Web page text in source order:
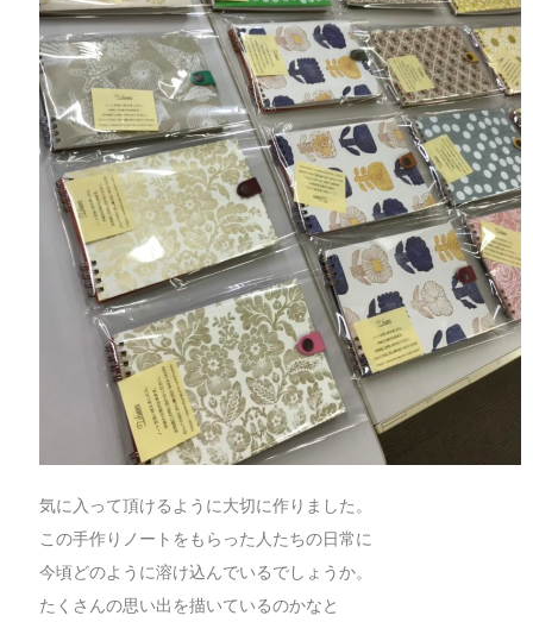
気に入って頂けるように大切に作りました。
この手作りノートをもらった人たちの日常に
今頃どのように溶け込んでいるでしょうか。
たくさんの思い出を描いているのかなと